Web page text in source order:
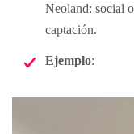
Neoland: social
captación.
Ejemplo: